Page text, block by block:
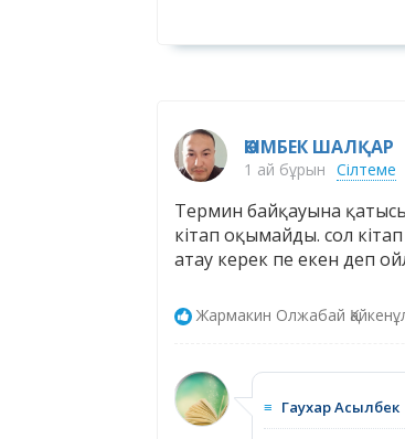
ӘКІМБЕК ШАЛҚАР
1 ай бұрын Сілтеме
Термин байқауына
кітап оқымайды. сол
атау керек пе екен деп
Жармакин Олжабай
≡ Гаухар Асылбек